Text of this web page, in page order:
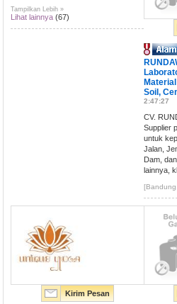
Tampilkan Lebih »
Lihat lainnya (67)
Soil,
2:47:27
CV.
Supplier
untuk
Jalan,
Dam,
lainnya,
Kirim Pesan